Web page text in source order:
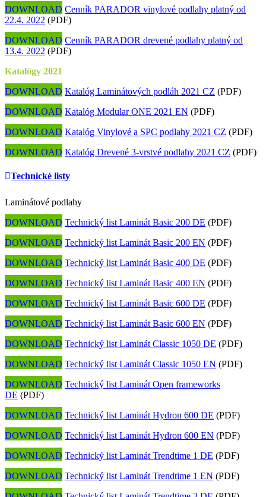
DOWNLOAD Cenník PARADOR vinylové podlahy platný od
22.4. 2022 (PDF)
DOWNLOAD Cenník PARADOR drevené podlahy platný od
13.4. 2022 (PDF)
Katalógy 2021
DOWNLOAD Katalóg Laminátových podláh 2021 CZ (PDF)
DOWNLOAD Katalóg Modular ONE 2021 EN (PDF)
DOWNLOAD Katalóg Vinylové a SPC podlahy 2021 CZ (PDF)
DOWNLOAD Katalóg Drevené 3-vrstvé podlahy 2021 CZ (PDF)
Technické listy
Laminátové podlahy
DOWNLOAD Technický list Laminát Basic 200 DE (PDF)
DOWNLOAD Technický list Laminát Basic 200 EN (PDF)
DOWNLOAD Technický list Laminát Basic 400 DE (PDF)
DOWNLOAD Technický list Laminát Basic 400 EN (PDF)
DOWNLOAD Technický list Laminát Basic 600 DE (PDF)
DOWNLOAD Technický list Laminát Basic 600 EN (PDF)
DOWNLOAD Technický list Laminát Classic 1050 DE (PDF)
DOWNLOAD Technický list Laminát Classic 1050 EN (PDF)
DOWNLOAD Technický list Laminát Open frameworks
DE (PDF)
DOWNLOAD Technický list Laminát Hydron 600 DE (PDF)
DOWNLOAD Technický list Laminát Hydron 600 EN (PDF)
DOWNLOAD Technický list Laminát Trendtime 1 DE (PDF)
DOWNLOAD Technický list Laminát Trendtime 1 EN (PDF)